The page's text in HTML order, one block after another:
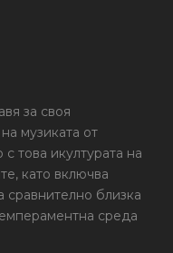
за своя
музиката от
това икултурата на
като включва
сравнително близка
среда